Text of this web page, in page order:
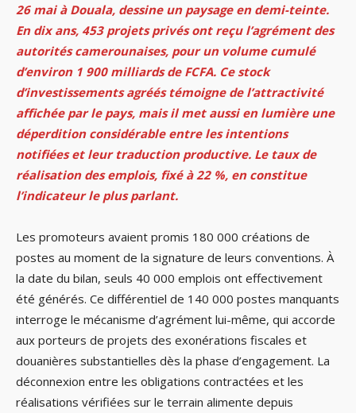
26 mai à Douala, dessine un paysage en demi-teinte.
En dix ans, 453 projets privés ont reçu l’agrément des
autorités camerounaises, pour un volume cumulé
d’environ 1 900 milliards de FCFA. Ce stock
d’investissements agréés témoigne de l’attractivité
affichée par le pays, mais il met aussi en lumière une
déperdition considérable entre les intentions
notifiées et leur traduction productive. Le taux de
réalisation des emplois, fixé à 22 %, en constitue
l’indicateur le plus parlant.
Les promoteurs avaient promis 180 000 créations de
postes au moment de la signature de leurs conventions. À
la date du bilan, seuls 40 000 emplois ont effectivement
été générés. Ce différentiel de 140 000 postes manquants
interroge le mécanisme d’agrément lui-même, qui accorde
aux porteurs de projets des exonérations fiscales et
douanières substantielles dès la phase d’engagement. La
déconnexion entre les obligations contractées et les
réalisations vérifiées sur le terrain alimente depuis